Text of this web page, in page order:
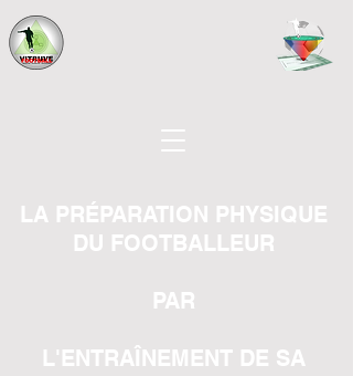
LA PRÉPARATION PHYSIQUE
DU FOOTBALLEUR
PAR
L'ENTRAÎNEMENT DE SA